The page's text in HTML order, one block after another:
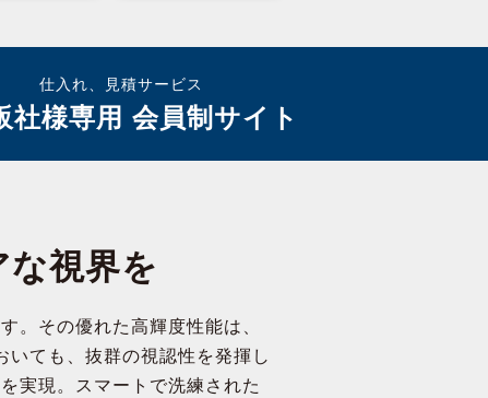
仕入れ、見積サービス
社様専用 会員制サイト
視界を
その優れた高輝度性能は、
ても、抜群の視認性を発揮し
実現。スマートで洗練された